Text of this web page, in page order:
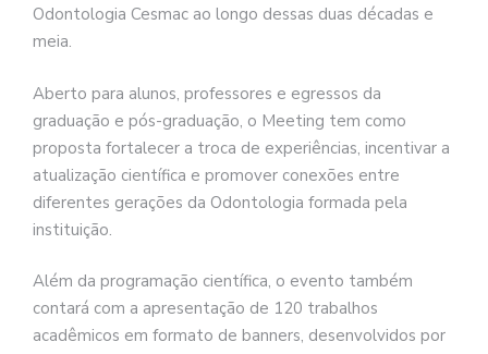
Odontologia Cesmac ao longo dessas duas décadas e
meia.
Aberto para alunos, professores e egressos da
graduação e pós-graduação, o Meeting tem como
proposta fortalecer a troca de experiências, incentivar a
atualização científica e promover conexões entre
diferentes gerações da Odontologia formada pela
instituição.
Além da programação científica, o evento também
contará com a apresentação de 120 trabalhos
acadêmicos em formato de banners, desenvolvidos por